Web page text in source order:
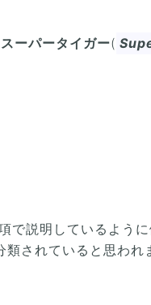
スーパータイガー(
で説明しているよう
されていると思われ